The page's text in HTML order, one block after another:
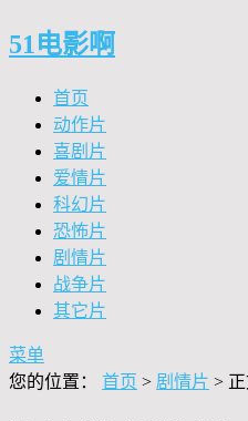
51电影啊
首页
动作片
喜剧片
爱情片
科幻片
恐怖片
剧情片
战争片
其它片
菜单
您的位置： 首页 > 剧情片 >